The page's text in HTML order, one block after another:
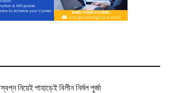
স্বপ্ন নিয়েই পাহাড়েই বিলীন নির্মল পুর্জা